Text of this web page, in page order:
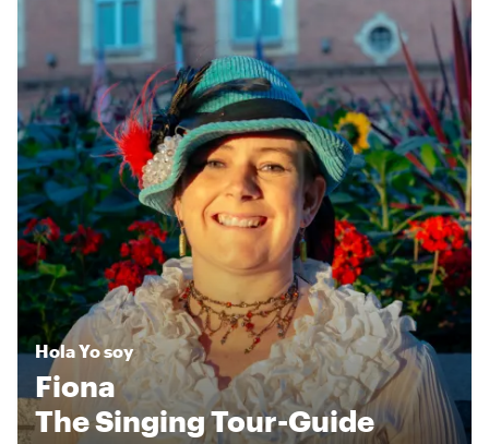
HolaYo soy
Fiona
The Singing Tour-Guide